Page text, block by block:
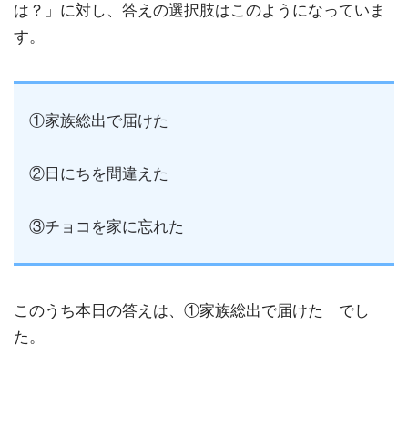
は？」に対し、答えの選択肢はこのようになっていま
す。
①家族総出で届けた
②日にちを間違えた
③チョコを家に忘れた
このうち本日の答えは、①家族総出で届けた でし
た。